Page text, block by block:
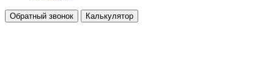
Обратный звонок Калькулятор